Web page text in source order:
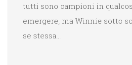
tutti sono campioni in
emergere, ma Winnie sotto
se stessa…